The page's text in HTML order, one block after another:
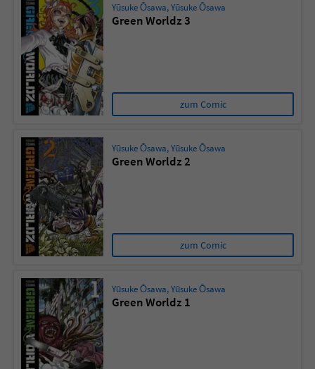
Yūsuke Ōsawa,Yūsuke Ōsawa
Green Worldz 3
zum Comic
Yūsuke Ōsawa,Yūsuke Ōsawa
Green Worldz 2
zum Comic
Yūsuke Ōsawa,Yūsuke Ōsawa
Green Worldz 1